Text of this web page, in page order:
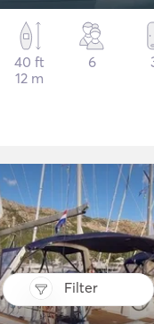
Filter
40 ft
12 m
6